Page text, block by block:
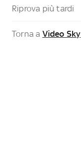
Riprova più tardi
Torna a Video Sky